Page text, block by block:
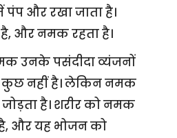
और रखा जाता है।
है, और नमक रहता है।
उनके पसंदीदा व्यंजनों
नहीं है। लेकिन नमक
है। शरीर को नमक
और यह भोजन को